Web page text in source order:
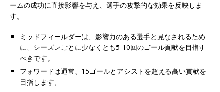
ームの成功に直接影響を与え、選手の攻撃的な効果を反映しま
す。
ミッドフィールダーは、影響力のある選手と見なされるため
に、シーズンごとに少なくとも5-10回のゴール貢献を目指す
べきです。
フォワードは通常、15ゴールとアシストを超える高い貢献を
目指します。